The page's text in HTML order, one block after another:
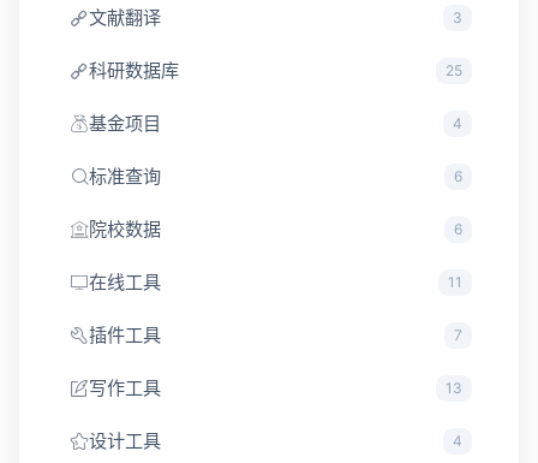
文献翻译 3
科研数据库 25
基金项目 4
标准查询 6
院校数据 6
在线工具 11
插件工具 7
写作工具 13
设计工具 4